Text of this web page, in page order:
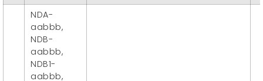
NDA-
aabbb,
NDB-
aabbb,
NDB1-
aabbb,